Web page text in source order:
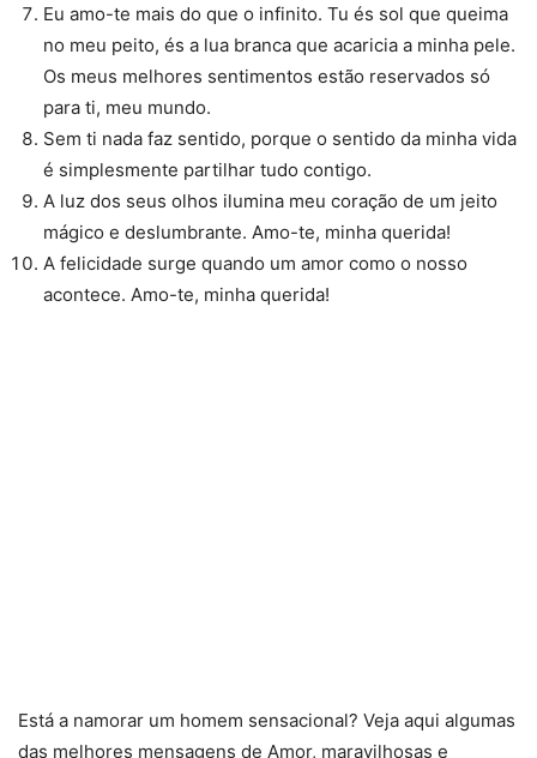
Eu amo-te mais do que o infinito. Tu és sol que queima
no meu peito, és a lua branca que acaricia a minha pele.
Os meus melhores sentimentos estão reservados só
para ti, meu mundo.
Sem ti nada faz sentido, porque o sentido da minha vida
é simplesmente partilhar tudo contigo.
A luz dos seus olhos ilumina meu coração de um jeito
mágico e deslumbrante. Amo-te, minha querida!
A felicidade surge quando um amor como o nosso
acontece. Amo-te, minha querida!
Está a namorar um homem sensacional? Veja aqui algumas
das melhores mensagens de Amor, maravilhosas e